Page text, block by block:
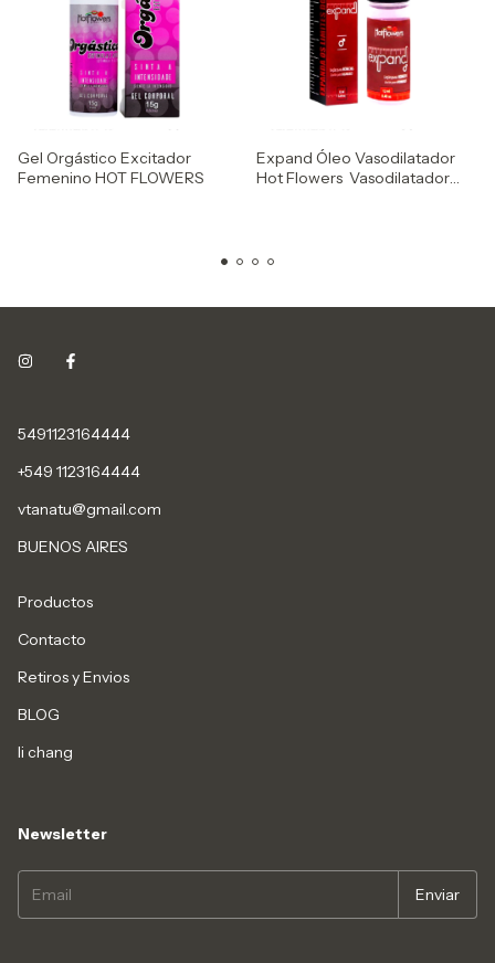
Gel Orgástico Excitador
Femenino HOT FLOWERS
Expand Óleo Vasodilatador
Hot Flowers Vasodilatador
5491123164444
+549 1123164444
vtanatu@gmail.com
BUENOS AIRES
Productos
Contacto
Retiros y Envios
BLOG
li chang
Newsletter